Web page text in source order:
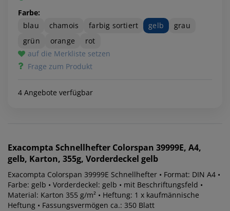
Farbe:
blau
chamois farbig sortiert gelb
grau
grün
orange
rot
auf die Merkliste setzen
Frage zum Produkt
4 Angebote verfügbar
Exacompta Schnellhefter Colorspan 39999E, A4,
gelb, Karton, 355g, Vorderdeckel gelb
Exacompta Colorspan 39999E Schnellhefter • Format: DIN A4 •
Farbe: gelb • Vorderdeckel: gelb • mit Beschriftungsfeld •
Material: Karton 355 g/m² • Heftung: 1 x kaufmännische
Heftung • Fassungsvermögen ca.: 350 Blatt